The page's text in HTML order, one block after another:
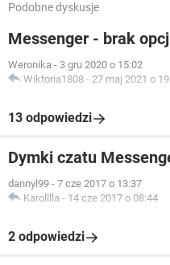
Podobne dyskusje
Messenger - brak
Weronika - 3 gru 2020 o 15:02
Wiktoria1808 - 27 maj 2021 o
13 odpowiedzi
Dymki czatu
dannyl99 - 7 cze 2017 o 13:37
Karolllla - 14 cze 2017 o 08:44
2 odpowiedzi